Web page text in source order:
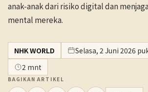
anak-anak dari risiko digital dan
mental mereka.
NHK WORLD
Selasa, 2 Juni 2026
2 mnt
BAGIKAN ARTIKEL